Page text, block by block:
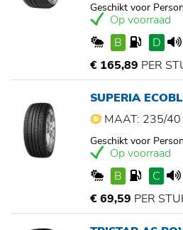
Geschikt voor
Op voorraad
B
D
€ 165,89 PER
SUPERIA
MAAT: 235/
Geschikt voor
Op voorraad
B
C
€ 69,59 PER